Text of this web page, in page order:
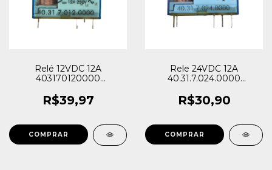
Relé 12VDC 12A
403170120000
R$39,97
Rele 24VDC 12A
40.31.7.024.0000
R$30,90